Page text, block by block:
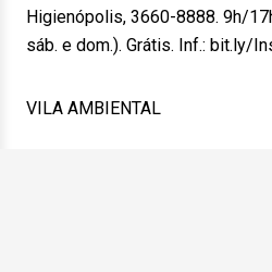
Higienópolis, 3660-8888. 9h/
sáb. e dom.). Grátis. Inf.: bit.ly/
VILA AMBIENTAL